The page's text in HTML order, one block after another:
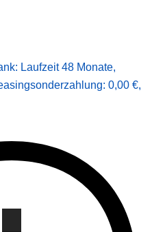
: Laufzeit 48 Monate,
0,00 €,